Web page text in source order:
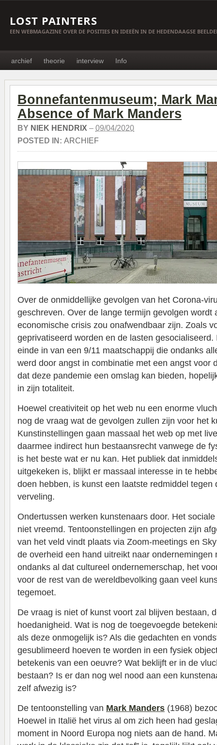
LOST PAINTERS
EEN WEBMAGAZINE OVER DE POSITIES EN IDEEËN IN DE HEDENDAAGSE
archief theorie interview Info
Bonnefantenmuseum; Mark
Absence of Mark Manders
BY NIEK HENDRIX – 09/04/2020
POSTED IN: ARCHIEF
Over de onmiddellijke gevolgen van het Corona-
geschreven. Over de lange termijn gevolgen wordt
economische crisis zou onafwendbaar zijn. Zoals
geprivatiseerd worden en de lasten
einde in van een 9/11 maatschappij die ondanks
werd door angst in combinatie met een angst voor
dat deze pandemie een omslag kan bieden,
in zijn totaliteit.
Hoewel creativiteit op het web nu een enorme
nog de vraag wat de gevolgen zullen zijn voor het
Kunstinstellingen gaan massaal het web op met
daarmee indirect hun bestaansrecht vanwege de
is het beste wat er nu kan. Het publiek dat
uitgekeken is, blijkt er massaal interesse in te
doen hebben, is kunst een laatste redmiddel tegen
verveling.
Ondertussen werken kunstenaars door. Het
niet vreemd. Tentoonstellingen en projecten zijn
van het veld vindt plaats via Zoom-meetings en
de overheid een hand uitreikt naar ondernemingen
ondanks al dat cultureel ondernemerschap, het
voor de rest van de wereldbevolking gaan veel
tegemoet.
De vraag is niet of kunst voort zal blijven bestaan,
hoedanigheid. Wat is nog de toegevoegde
als deze onmogelijk is? Als die gedachten en
gesublimeerd hoeven te worden in een fysiek
betekenis van een oeuvre? Wat beklijft er in de
bestaan? Is er dan nog wel nood aan een
zelf afwezig is?
De tentoonstelling van Mark Manders (1968)
Hoewel in Italië het virus al om zich heen had
moment in Noord Europa nog niets aan de hand.